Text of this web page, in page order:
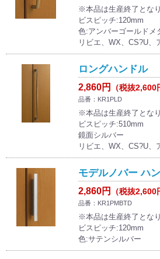
※本品は生産終了となり
ビスピッチ:120mm
色:アンバーゴールドメ
リビエ、WX、CS?U、
ロングハンドル
2,860円 （税抜2,600
品番：KR1PLD
※本品は生産終了となり
ビスピッチ:510mm
鏡面シルバー
リビエ、WX、CS?U、
モデルノバー ハ
2,860円 （税抜2,600
品番：KR1PMBTD
※本品は生産終了となり
ビスピッチ:120mm
色:サテンシルバー